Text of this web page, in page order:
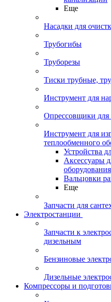
Еще
Насадки для
Трубогибы
Труборезы
Тиски трубные,
Инструмент для
Опрессовщики для
Инструмент для
теплообменного
Устройства
Аксессуары
оборудования
Вальцовки
Еще
Запчасти для
Электростанции
Запчасти к
дизельным
Бензиновые
Дизельные
Компрессоры и